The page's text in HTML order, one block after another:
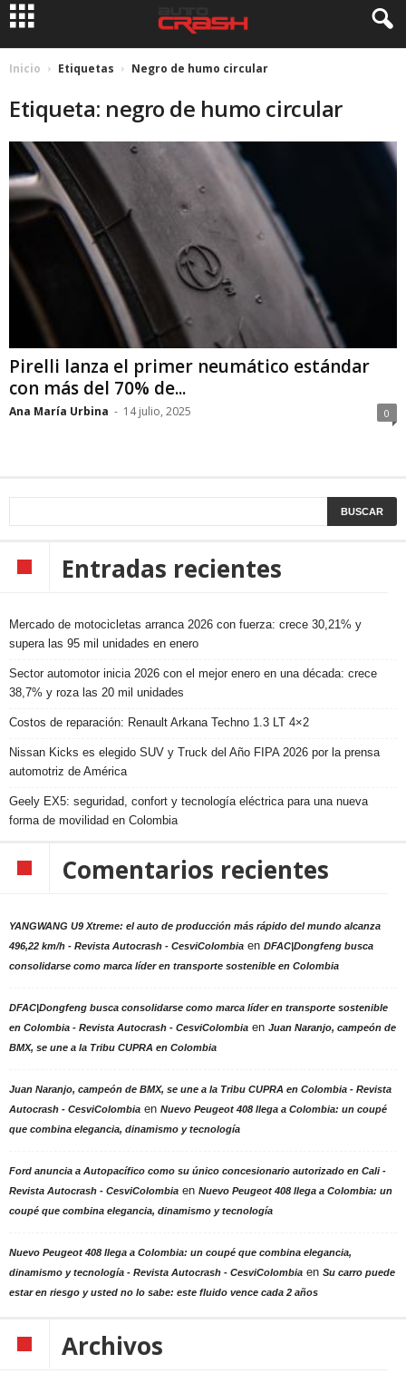
Inicio Etiquetas Negro de humo circular
Etiqueta: negro de humo circular
Pirelli lanza el primer neumático estándar
con más del 70% de...
Ana María Urbina - 14 julio, 2025 0
Entradas recientes
Mercado de motocicletas arranca 2026 con fuerza: crece 30,21% y
supera las 95 mil unidades en enero
Sector automotor inicia 2026 con el mejor enero en una década: crece
38,7% y roza las 20 mil unidades
Costos de reparación: Renault Arkana Techno 1.3 LT 4×2
Nissan Kicks es elegido SUV y Truck del Año FIPA 2026 por la prensa
automotriz de América
Geely EX5: seguridad, confort y tecnología eléctrica para una nueva
forma de movilidad en Colombia
Comentarios recientes
YANGWANG U9 Xtreme: el auto de producción más rápido del mundo alcanza
496,22 km/h - Revista Autocrash - CesviColombia en DFAC|Dongfeng busca
consolidarse como marca líder en transporte sostenible en Colombia
DFAC|Dongfeng busca consolidarse como marca líder en transporte sostenible
en Colombia - Revista Autocrash - CesviColombia en Juan Naranjo, campeón de
BMX, se une a la Tribu CUPRA en Colombia
Juan Naranjo, campeón de BMX, se une a la Tribu CUPRA en Colombia - Revista
Autocrash - CesviColombia en Nuevo Peugeot 408 llega a Colombia: un coupé
que combina elegancia, dinamismo y tecnología
Ford anuncia a Autopacífico como su único concesionario autorizado en Cali -
Revista Autocrash - CesviColombia en Nuevo Peugeot 408 llega a Colombia: un
coupé que combina elegancia, dinamismo y tecnología
Nuevo Peugeot 408 llega a Colombia: un coupé que combina elegancia,
dinamismo y tecnología - Revista Autocrash - CesviColombia en Su carro puede
estar en riesgo y usted no lo sabe: este fluido vence cada 2 años
Archivos